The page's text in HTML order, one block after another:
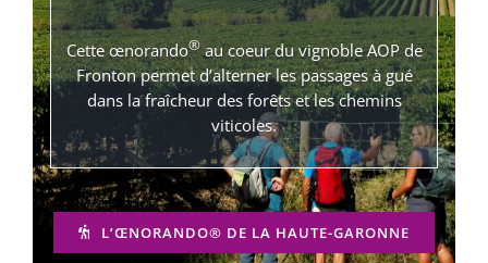
Cette œnorando®au coeur du vignoble AOP de
Fronton permet d’alterner les passages à gué
dans la fraîcheur des forêts et les chemins
viticoles.
L’ŒNORANDO® DE LA HAUTE-GARONNE